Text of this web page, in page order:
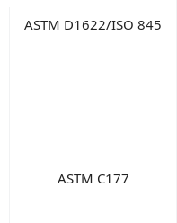
ASTM D1622/ISO 845
ASTM C177